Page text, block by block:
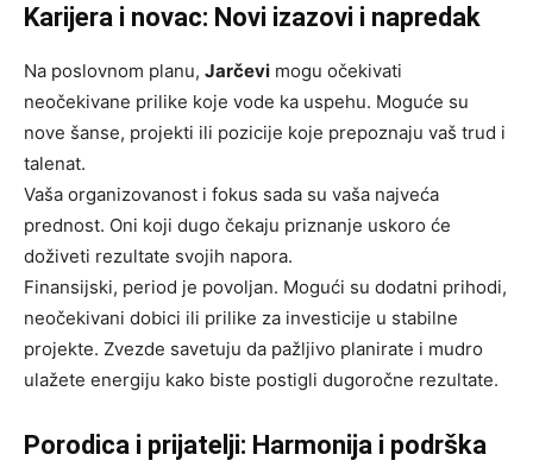
Karijera i novac: Novi izazovi i napredak
Na poslovnom planu, Jarčevi mogu očekivati
neočekivane prilike koje vode ka uspehu. Moguće su
nove šanse, projekti ili pozicije koje prepoznaju vaš trud i
talenat.
Vaša organizovanost i fokus sada su vaša najveća
prednost. Oni koji dugo čekaju priznanje uskoro će
doživeti rezultate svojih napora.
Finansijski, period je povoljan. Mogući su dodatni prihodi,
neočekivani dobici ili prilike za investicije u stabilne
projekte. Zvezde savetuju da pažljivo planirate i mudro
ulažete energiju kako biste postigli dugoročne rezultate.
Porodica i prijatelji: Harmonija i podrška